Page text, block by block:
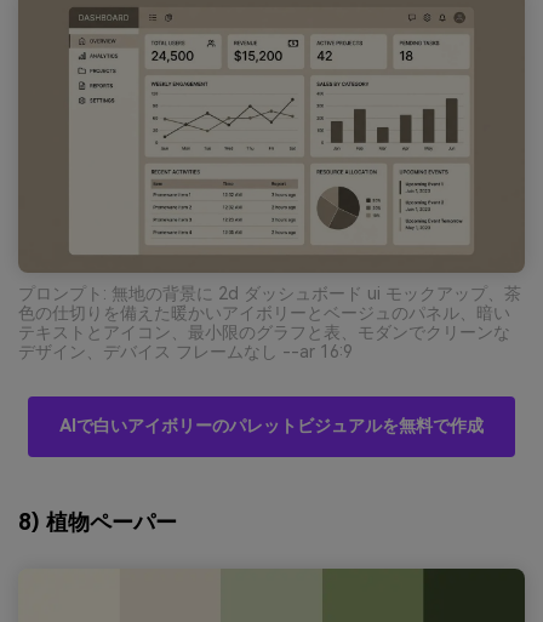
プロンプト: 無地の背景に 2d ダッシュボード ui モックアップ、茶
色の仕切りを備えた暖かいアイボリーとベージュのパネル、暗い
テキストとアイコン、最小限のグラフと表、モダンでクリーンな
デザイン、デバイス フレームなし --ar 16:9
AIで白いアイボリーのパレットビジュアルを無料で作成
8) 植物ペーパー